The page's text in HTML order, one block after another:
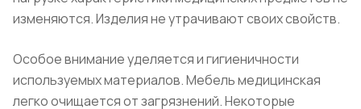
изменяются. Изделия не утрачивают своих свойств.
Особое внимание уделяется и гигиеничности
используемых материалов. Мебель медицинская
легко очищается от загрязнений. Некоторые